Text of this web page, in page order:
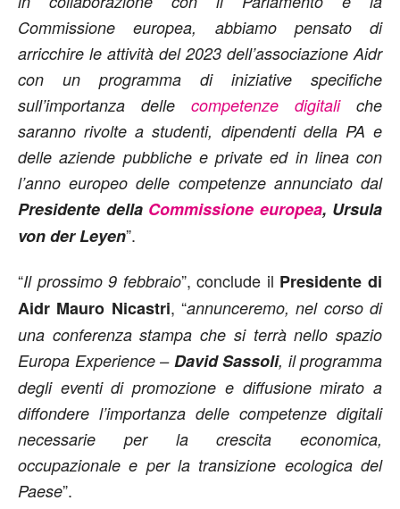
Commissione europea, abbiamo pensato di
arricchire le attività del 2023 dell’associazione Aidr
con un programma di iniziative specifiche
sull’importanza delle competenze digitaliche
saranno rivolte a studenti, dipendenti della PA e
delle aziende pubbliche e private ed in linea con
l’anno europeo delle competenze annunciato dal
Presidente della Commissione europea, Ursula
von der Leyen”.
“Il prossimo 9 febbraio”, conclude il Presidente di
Aidr Mauro Nicastri, “annunceremo, nel corso di
una conferenza stampa che si terrà nello spazio
Europa Experience – David Sassoli, il programma
degli eventi di promozione e diffusione mirato a
diffondere l’importanza delle competenze digitali
necessarie per la crescita economica,
occupazionale e per la transizione ecologica del
Paese”.